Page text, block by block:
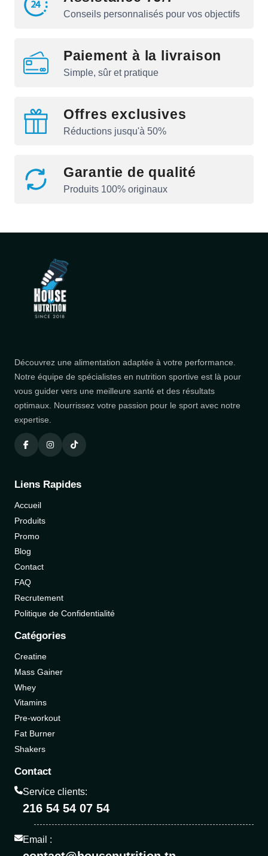
Conseils personnalisés pour vos objectifs
Paiement à la livraison
Simple, sûr et pratique
Offres exclusives
Réductions jusqu'à 50%
Garantie de qualité
Produits 100% originaux
Découvrez une alimentation adaptée à votre performance.
Notre équipe de spécialistes en nutrition sportive est là pour
vous guider vers une meilleure santé et des résultats
optimaux. Nourrissez votre passion pour le sport avec notre
expertise.
Liens Rapides
Accueil
Produits
Promo
Blog
Contact
FAQ
Recrutement
Politique de Confidentialité
Catégories
Creatine
Mass Gainer
Whey
Vitamins
Pre-workout
Fat Burner
Shakers
Contact
Service clients:
216 54 54 07 54
Email :